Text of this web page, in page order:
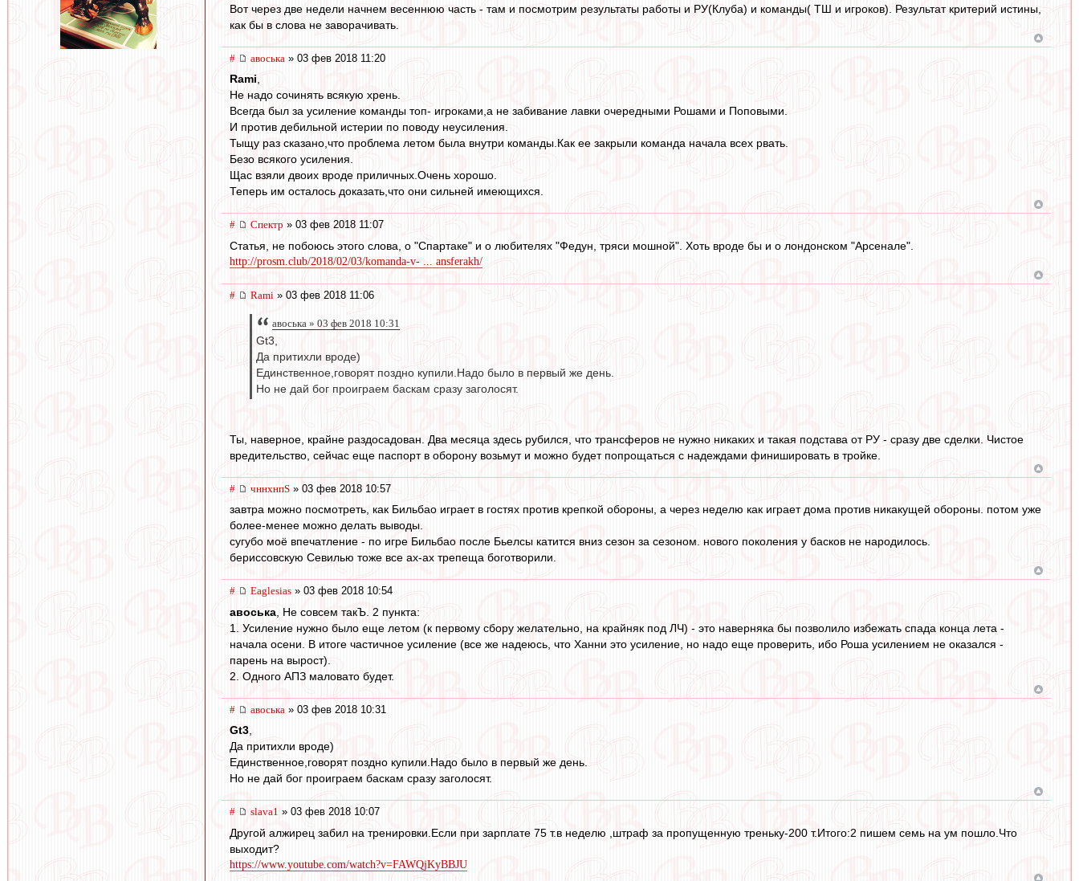
Вот через две недели начнем весеннюю часть - там и посмотрим результаты работы и РУ(Клуба) и команды( ТШ и игроков). Результат критерий истины,
как бы в слова не заворачивать.
# авоська » 03 фев 2018 11:20
Rami,
Не надо сочинять всякую хрень.
Всегда был за усиление команды топ- игроками,а не забивание лавки очередными Рошами и Поповыми.
И против дебильной истерии по поводу неусиления.
Тыщу раз сказано,что проблема летом была внутри команды.Как ее закрыли команда начала всех рвать.
Безо всякого усиления.
Щас взяли двоих вроде приличных.Очень хорошо.
Теперь им осталось доказать,что они сильней имеющихся.
# Спектр » 03 фев 2018 11:07
Статья, не побоюсь этого слова, о "Спартаке" и о любителях "Федун, тряси мошной". Хоть вроде бы и о лондонском "Арсенале".
http://prosm.club/2018/02/03/komanda-v- ... ansferakh/
# Rami » 03 фев 2018 11:06
авоська » 03 фев 2018 10:31
Gt3,
Да притихли вроде)
Единственное,говорят поздно купили.Надо было в первый же день.
Но не дай бог проиграем баскам сразу заголосят.
Ты, наверное, крайне раздосадован. Два месяца здесь рубился, что трансферов не нужно никаких и такая подстава от РУ - сразу две сделки. Чистое
вредительство, сейчас еще паспорт в оборону возьмут и можно будет попрощаться с надеждами финишировать в тройке.
# чннхнпS » 03 фев 2018 10:57
завтра можно посмотреть, как Бильбао играет в гостях против крепкой обороны, а через неделю как играет дома против никакущей обороны. потом уже
более-менее можно делать выводы.
сугубо моё впечатление - по игре Бильбао после Бьелсы катится вниз сезон за сезоном. нового поколения у басков не народилось.
бериссовскую Севилью тоже все ах-ах трепеща боготворили.
# Eaglesias » 03 фев 2018 10:54
авоська , Не совсем такЪ. 2 пункта:
1. Усиление нужно было еще летом (к первому сбору желательно, на крайняк под ЛЧ) - это наверняка бы позволило избежать спада конца лета -
начала осени. В итоге частичное усиление (все же надеюсь, что Ханни это усиление, но надо еще проверить, ибо Роша усилением не оказался -
парень на вырост).
2. Одного АПЗ маловато будет.
# авоська » 03 фев 2018 10:31
Gt3,
Да притихли вроде)
Единственное,говорят поздно купили.Надо было в первый же день.
Но не дай бог проиграем баскам сразу заголосят.
# slava1 » 03 фев 2018 10:07
Другой алжирец забил на тренировки.Если при зарплате 75 т.в неделю ,штраф за пропущенную треньку-200 т.Итого:2 пишем семь на ум пошло.Что
выходит?
https://www.youtube.com/watch?v=FAWQjKyBBJU